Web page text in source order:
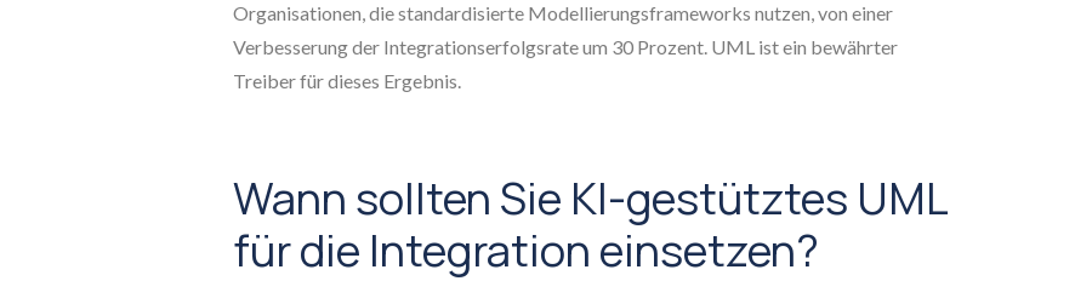
Organisationen, die standardisierte Modellierungsframeworks nutzen, von einer
Verbesserung der Integrationserfolgsrate um 30 Prozent. UML ist ein bewährter
Treiber für dieses Ergebnis.
Wann sollten Sie KI-gestütztes UML
für die Integration einsetzen?